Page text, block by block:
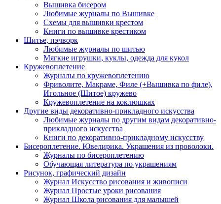
Вышивка бисером
Любимые журналы по Вышивке
Схемы для вышивки крестом
Книги по вышивке крестиком
Шитье, пэчворк
Любимые журналы по шитью
Мягкие игрушки, куклы, одежда для кукол
Кружевоплетение
Журналы по кружевоплетению
Фриволите, Макраме, Филе (+Вышивка по филе),
Игольное (Шитое) кружево
Кружевоплетение на коклюшках
Другие виды декоративно-прикладного искусства
Любимые журналы по другим видам декоративно-
прикладного искусства
Книги по декоративно-прикладному искусству
Бисероплетение. Ювелирика. Украшения из проволоки.
Журналы по бисероплетению
Обучающая литература по украшениям
Рисунок, графический дизайн
Журнал Искусство рисования и живописи
Журнал Простые уроки рисования
Журнал Школа рисования для малышей